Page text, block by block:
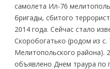
самолета Ил-76
бригады, сбитого
2014 года. Сейчас стало
Скоробогатько (родом из с.
Мелитопольского района).
объявлено Днем траура по